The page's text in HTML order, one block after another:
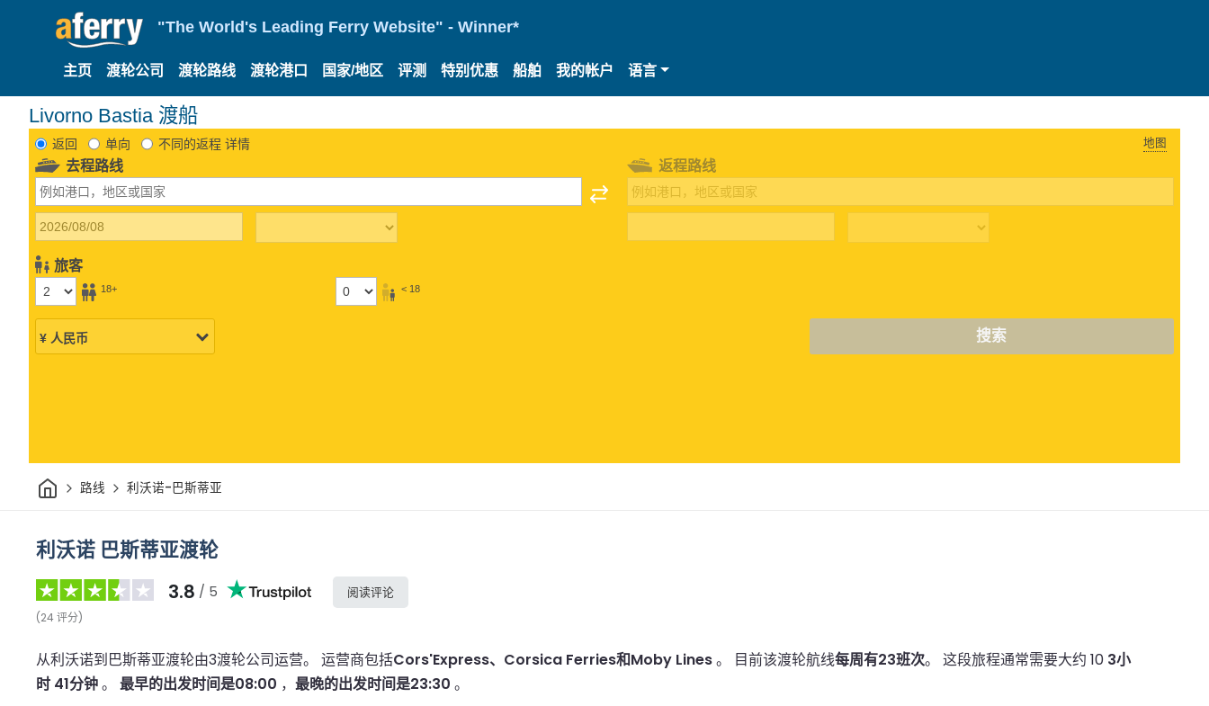
"The World's Leading Ferry Website" - Winner*
主页 渡轮公司 渡轮路线 渡轮港口 国家/地区 评测 特别优惠 船舶 我的帐户 语言
Livorno Bastia 渡船
返回 单向 不同的返程 详情 地图
去程路线
旅客
18+ < 18
返程路线
搜索
家 路线 利沃诺-巴斯蒂亚
利沃诺 巴斯蒂亚渡轮
3.8 / 5
(24 评分)
阅读评论
从利沃诺到巴斯蒂亚渡轮由3渡轮公司运营。 运营商包括Cors'Express、Corsica Ferries和Moby Lines。 目前该渡轮航线每周有23班次。 这段旅程通常需要大约 10 3小
时 41分钟。 最早的出发时间是08:00 ， 最晚的出发时间是23:30 。